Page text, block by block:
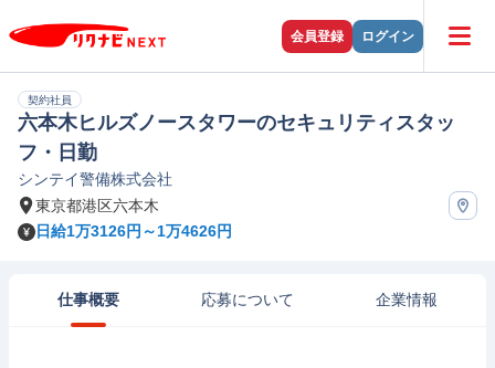
会員登録 ログイン
契約社員
六本木ヒルズノースタワーのセキュリティスタッ
フ・日勤
シンテイ警備株式会社
東京都港区六本木
日給1万3126円～1万4626円
仕事概要 応募について 企業情報